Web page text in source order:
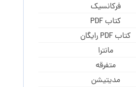
فرکانسیک
کتاب PDF
کتاب PDF رایگان
مانترا
متفرقه
مدیتیشن